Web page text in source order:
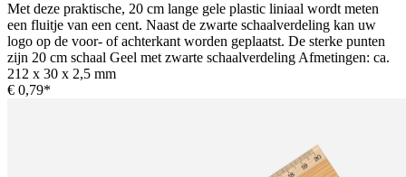
Met deze praktische, 20 cm lange gele plastic liniaal wordt meten
een fluitje van een cent. Naast de zwarte schaalverdeling kan uw
logo op de voor- of achterkant worden geplaatst. De sterke punten
zijn 20 cm schaal Geel met zwarte schaalverdeling Afmetingen: ca.
212 x 30 x 2,5 mm
€ 0,79*